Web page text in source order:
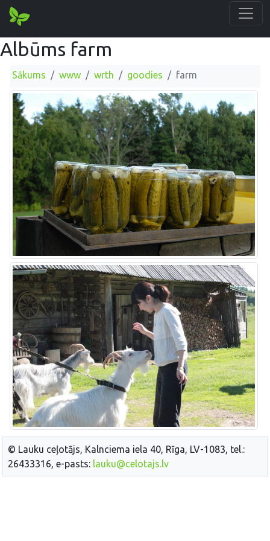
Albūms farm
Sākums www wrth goodies farm
© Lauku ceļotājs, Kalnciema iela 40, Rīga, LV-1083, tel.:
26433316, e-pasts: lauku@celotajs.lv